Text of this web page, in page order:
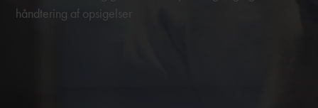
håndtering af opsigelser